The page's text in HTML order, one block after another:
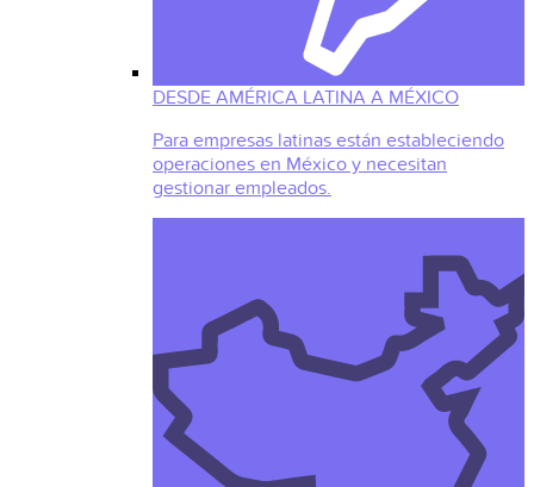
DESDE AMÉRICA LATINA A MÉXICO
Para empresas latinas están estableciendo
operaciones en México y necesitan
gestionar empleados.